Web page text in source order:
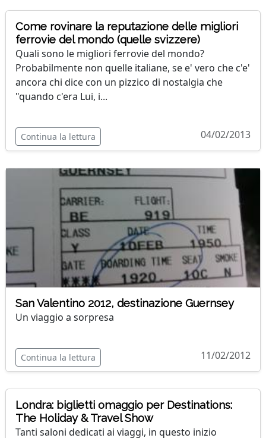
Come rovinare la reputazione delle migliori
ferrovie del mondo (quelle svizzere)
Quali sono le migliori ferrovie del mondo?
Probabilmente non quelle italiane, se e' vero che c'e'
ancora chi dice con un pizzico di nostalgia che
"quando c'era Lui, i...
Continua la lettura 04/02/2013
San Valentino 2012, destinazione Guernsey
Un viaggio a sorpresa
Continua la lettura 11/02/2012
Londra: biglietti omaggio per Destinations:
The Holiday & Travel Show
Tanti saloni dedicati ai viaggi, in questo inizio